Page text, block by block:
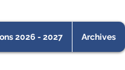
2026 - 2027 Archives